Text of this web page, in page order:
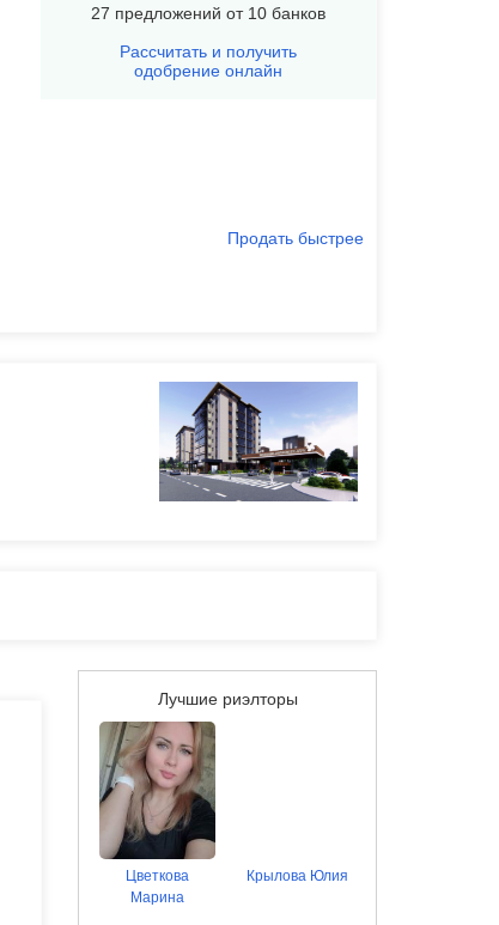
27 предложений от 10 банков
Рассчитать и получить
одобрение онлайн
Продать быстрее
Лучшие риэлторы
Цветкова
Марина
Крылова Юлия